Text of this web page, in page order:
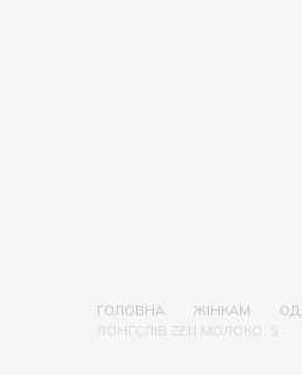
ГОЛОВНА ЖІНКАМ
ЛОНГСЛІВ ZEN МОЛОКО, S